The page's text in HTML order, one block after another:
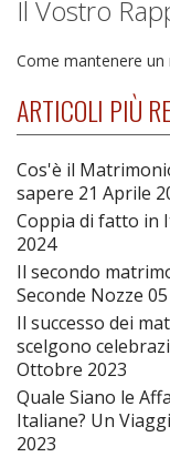
Il Vostro
Come mantenere
ARTICOLI PIÙ
Cos'è il
sapere 21 Aprile
Coppia di fatto in
2024
Il secondo
Seconde Nozze
Il successo dei
scelgono
Ottobre 2023
Quale Siano le
Italiane? Un
2023